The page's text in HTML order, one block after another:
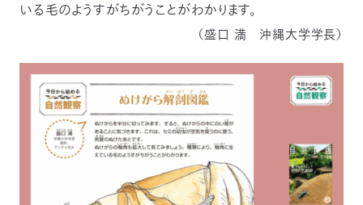
いる毛のようすがちがうことがわかります。
（盛口 満 沖縄大学学長）